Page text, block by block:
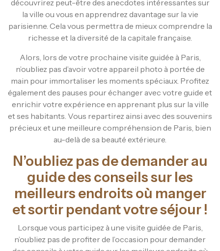
découvrirez peut-être des anecdotes intéressantes sur
la ville ou vous en apprendrez davantage sur la vie
parisienne. Cela vous permettra de mieux comprendre la
richesse et la diversité de la capitale française.
Alors, lors de votre prochaine visite guidée à Paris,
n’oubliez pas d’avoir votre appareil photo à portée de
main pour immortaliser les moments spéciaux. Profitez
également des pauses pour échanger avec votre guide et
enrichir votre expérience en apprenant plus sur la ville
et ses habitants. Vous repartirez ainsi avec des souvenirs
précieux et une meilleure compréhension de Paris, bien
au-delà de sa beauté extérieure.
N’oubliez pas de demander au
guide des conseils sur les
meilleurs endroits où manger
et sortir pendant votre séjour !
Lorsque vous participez à une visite guidée de Paris,
n’oubliez pas de profiter de l’occasion pour demander